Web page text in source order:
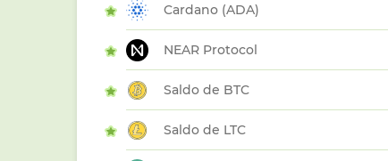
Cardano (ADA)
NEAR Protocol
Saldo de BTC
Saldo de LTC